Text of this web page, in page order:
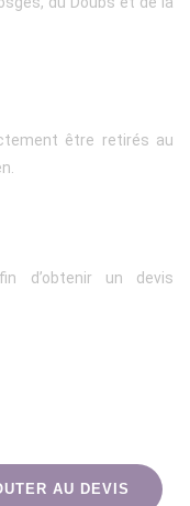
être retirés au
d’obtenir un devis
AU DEVIS